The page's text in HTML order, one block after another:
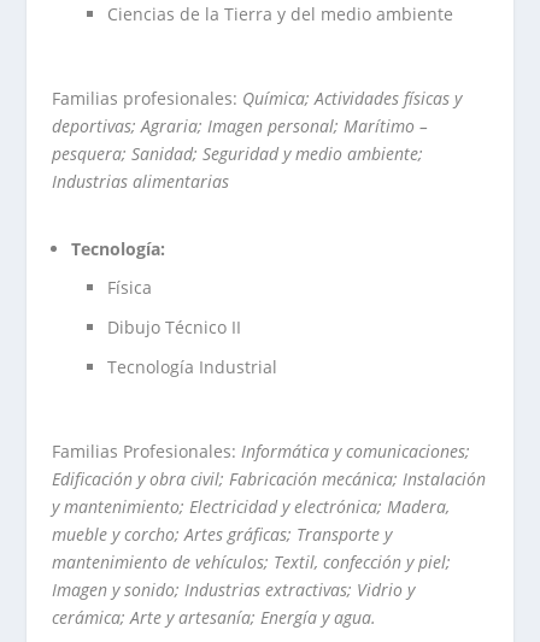
Ciencias de la Tierra y del medio ambiente
Familias profesionales: Química; Actividades físicas y
deportivas; Agraria; Imagen personal; Marítimo –
pesquera; Sanidad; Seguridad y medio ambiente;
Industrias alimentarias
Tecnología:
Física
Dibujo Técnico II
Tecnología Industrial
Familias Profesionales: Informática y comunicaciones;
Edificación y obra civil; Fabricación mecánica; Instalación
y mantenimiento; Electricidad y electrónica; Madera,
mueble y corcho; Artes gráficas; Transporte y
mantenimiento de vehículos; Textil, confección y piel;
Imagen y sonido; Industrias extractivas; Vidrio y
cerámica; Arte y artesanía; Energía y agua.